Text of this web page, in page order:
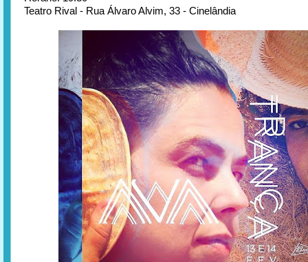
Teatro Rival - Rua Álvaro Alvim, 33 - Cinelândia